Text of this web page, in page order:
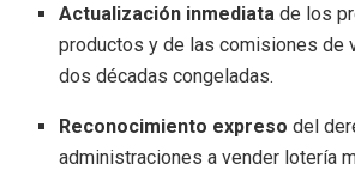
Actualización inmediata de los
productos y de las comisiones de
dos décadas congeladas.
Reconocimiento expreso del
administraciones a vender lotería